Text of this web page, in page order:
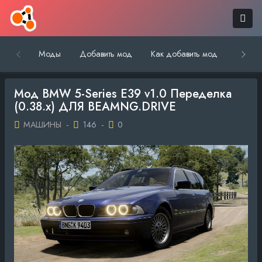
Моды Добавить мод Как добавить мод
Мод BMW 5-Series E39 v1.0 Переделка
(0.38.x) ДЛЯ BEAMNG.DRIVE
МАШИНЫ - 146 - 0